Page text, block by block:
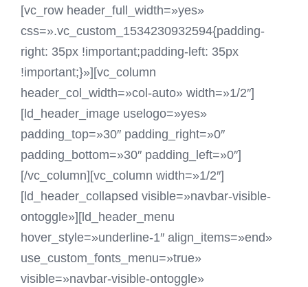
[vc_row header_full_width=»yes»
css=».vc_custom_1534230932594{padding-
right: 35px !important;padding-left: 35px
!important;}»][vc_column
header_col_width=»col-auto» width=»1/2″]
[ld_header_image uselogo=»yes»
padding_top=»30″ padding_right=»0″
padding_bottom=»30″ padding_left=»0″]
[/vc_column][vc_column width=»1/2″]
[ld_header_collapsed visible=»navbar-visible-
ontoggle»][ld_header_menu
hover_style=»underline-1″ align_items=»end»
use_custom_fonts_menu=»true»
visible=»navbar-visible-ontoggle»